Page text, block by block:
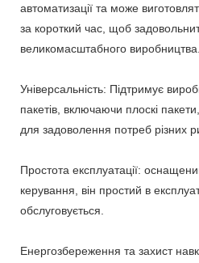
автоматизації та може
за короткий час, щоб
великомасштабного виробництва.
Універсальність: Підтримує
пакетів, включаючи плоскі
для задоволення потреб різних
Простота експлуатації:
керування, він простий в
обслуговується.
Енергозбереження та захист